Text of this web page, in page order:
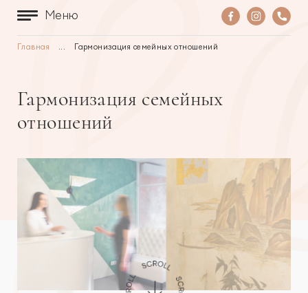
Меню
Главная ... Гармонизация семейных отношений
Гармонизация семейных
отношений